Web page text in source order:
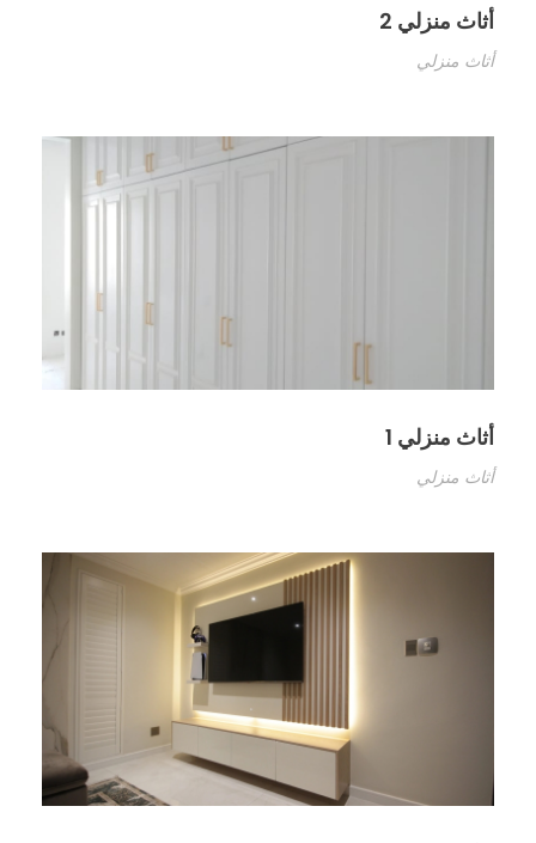
أثاث منزلي 2
أثاث منزلي
أثاث منزلي 1
أثاث منزلي